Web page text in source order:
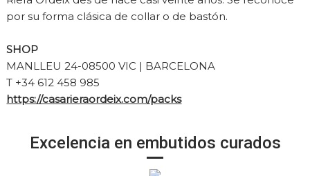
por su forma clásica de collar o de bastón.
SHOP
MANLLEU 24-08500 VIC | BARCELONA
T +34 612 458 985
https://casarieraordeix.com/packs
Excelencia en embutidos curados